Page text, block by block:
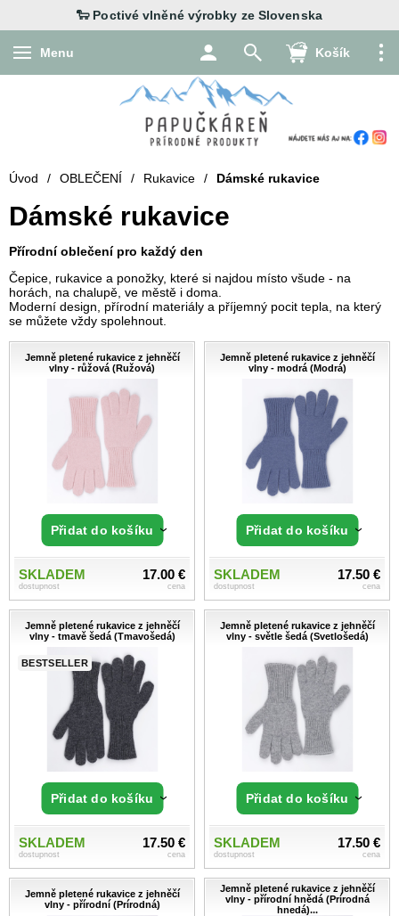
Menu Košík
Úvod / OBLEČENÍ / Rukavice / Dámské rukavice
Dámské rukavice
Přírodní oblečení pro každý den
Čepice, rukavice a ponožky, které si najdou místo všude - na
horách, na chalupě, ve městě i doma.
Moderní design, přírodní materiály a příjemný pocit tepla, na který
se můžete vždy spolehnout.
Jemně pletené rukavice z jehněčí
vlny - růžová (Ružová)
Přidat do košíku
SKLADEM
dostupnost
17.00 €
cena
Jemně pletené rukavice z jehněčí
vlny - modrá (Modrá)
Přidat do košíku
SKLADEM
dostupnost
17.50 €
cena
Jemně pletené rukavice z jehněčí
vlny - tmavě šedá (Tmavošedá)
BESTSELLER
Přidat do košíku
SKLADEM
dostupnost
17.50 €
cena
Jemně pletené rukavice z jehněčí
vlny - světle šedá (Svetlošedá)
Přidat do košíku
SKLADEM
dostupnost
17.50 €
cena
Jemně pletené rukavice z jehněčí
vlny - přírodní (Prírodná)
Jemně pletené rukavice z jehněčí
vlny - přírodní hnědá (Prírodná
hnedá)...